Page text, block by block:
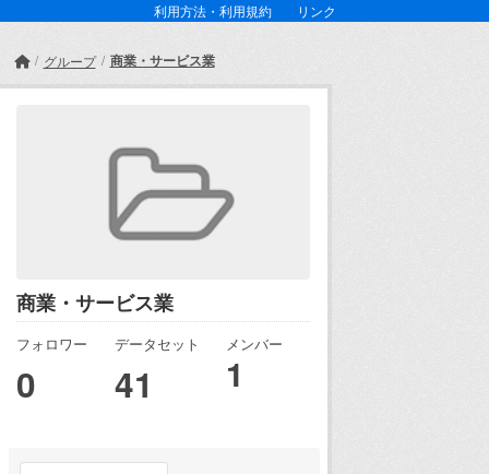
利用方法・利用規約 リンク
グループ 商業・サービス業
商業・サービス業
フォロワー
0
データセット
41
メンバー
1